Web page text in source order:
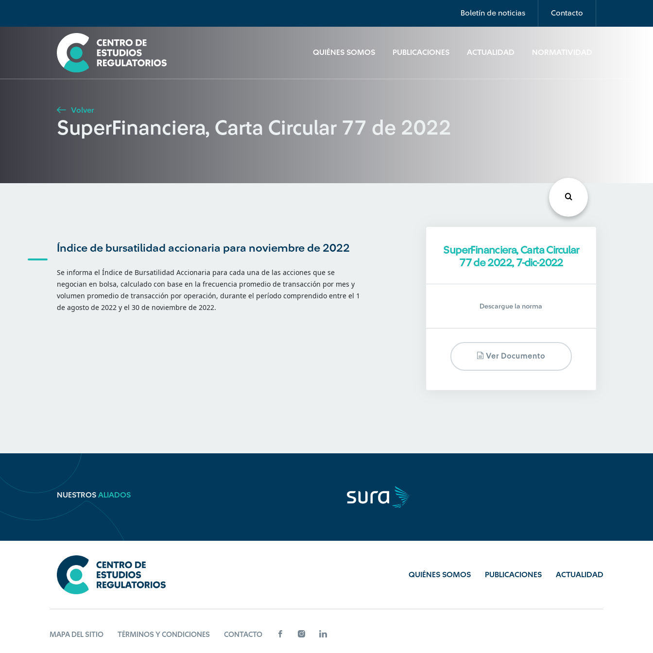
Boletín de noticias Contacto
QUIÉNES SOMOS PUBLICACIONES ACTUALIDAD NORMATIVIDAD
Seleccione país
Buscar
Volver
SuperFinanciera, Carta Circular 77 de 2022
Índice de bursatilidad accionaria para noviembre de 2022
Se informa el Índice de Bursatilidad Accionaria para cada una de las acciones que se
negocian en bolsa, calculado con base en la frecuencia promedio de transacción por mes y
volumen promedio de transacción por operación, durante el período comprendido entre el 1
de agosto de 2022 y el 30 de noviembre de 2022.
SuperFinanciera, Carta Circular
77 de 2022, 7-dic-2022
Descargue la norma
Ver Documento
NUESTROS ALIADOS
QUIÉNES SOMOS PUBLICACIONES ACTUALIDAD
MAPA DEL SITIO TÉRMINOS Y CONDICIONES CONTACTO